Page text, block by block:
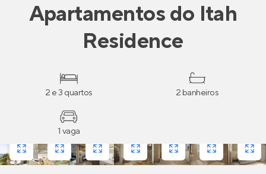
Apartamentosdo Itah
Residence
2 e 3 quartos 2 banheiros
1 vaga